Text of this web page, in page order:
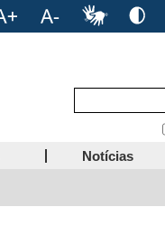
Notícias